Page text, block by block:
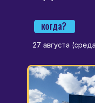
когда?
27 августа